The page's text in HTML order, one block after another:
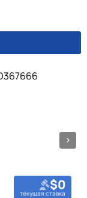
$0
текущая ставка